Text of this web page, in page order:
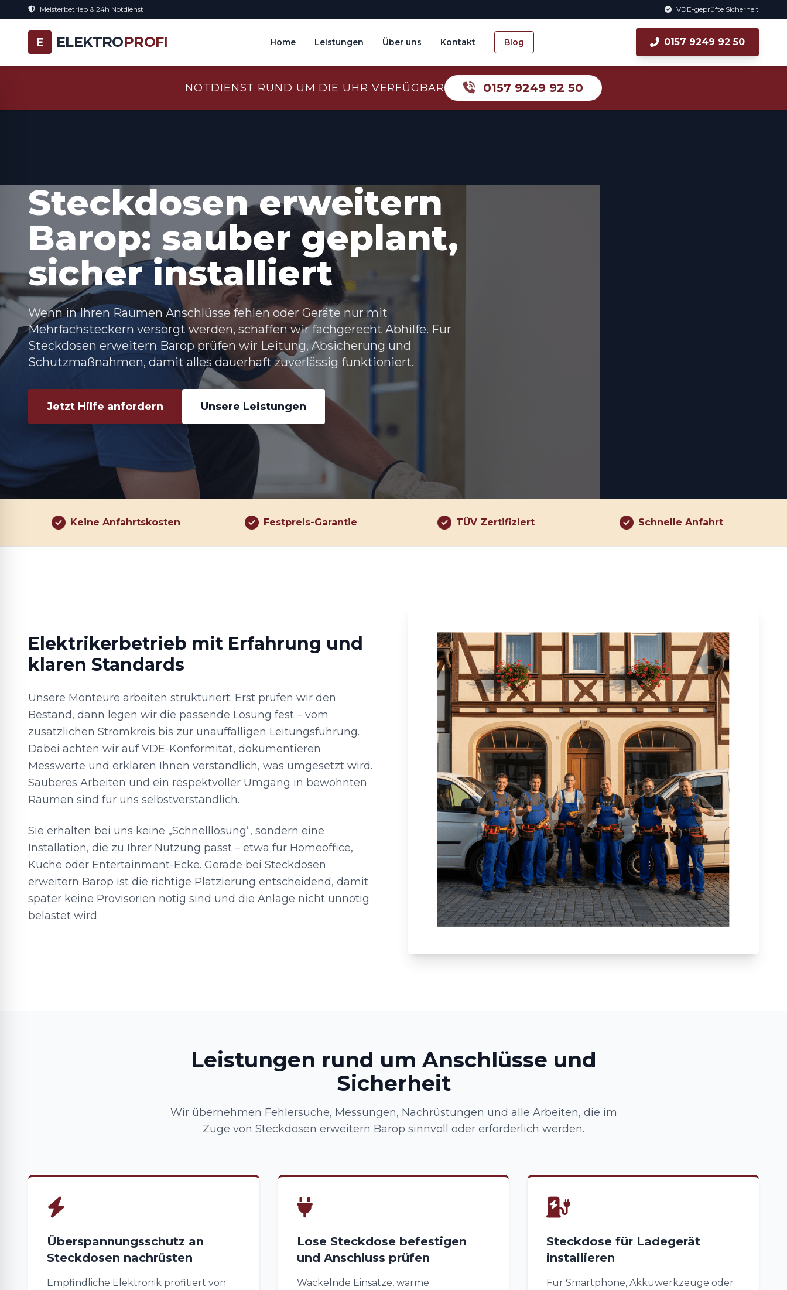
Meisterbetrieb & 24h Notdienst VDE-geprüfte Sicherheit
E ELEKTROPROFI Home Leistungen Über uns Kontakt Blog 0157 9249 92 50
NOTDIENST RUND UM DIE UHR VERFÜGBAR 0157 9249 92 50
Steckdosen erweitern
Barop: sauber geplant,
sicher installiert
Wenn in Ihren Räumen Anschlüsse fehlen oder Geräte nur mit
Mehrfachsteckern versorgt werden, schaffen wir fachgerecht Abhilfe. Für
Steckdosen erweitern Barop prüfen wir Leitung, Absicherung und
Schutzmaßnahmen, damit alles dauerhaft zuverlässig funktioniert.
Jetzt Hilfe anfordern Unsere Leistungen
Keine Anfahrtskosten Festpreis-Garantie TÜV Zertifiziert Schnelle Anfahrt
Elektrikerbetrieb mit Erfahrung und
klaren Standards
Unsere Monteure arbeiten strukturiert: Erst prüfen wir den
Bestand, dann legen wir die passende Lösung fest – vom
zusätzlichen Stromkreis bis zur unauffälligen Leitungsführung.
Dabei achten wir auf VDE-Konformität, dokumentieren
Messwerte und erklären Ihnen verständlich, was umgesetzt wird.
Sauberes Arbeiten und ein respektvoller Umgang in bewohnten
Räumen sind für uns selbstverständlich.
Sie erhalten bei uns keine „Schnelllösung“, sondern eine
Installation, die zu Ihrer Nutzung passt – etwa für Homeoffice,
Küche oder Entertainment-Ecke. Gerade bei Steckdosen
erweitern Barop ist die richtige Platzierung entscheidend, damit
später keine Provisorien nötig sind und die Anlage nicht unnötig
belastet wird.
Leistungen rund um Anschlüsse und
Sicherheit
Wir übernehmen Fehlersuche, Messungen, Nachrüstungen und alle Arbeiten, die im
Zuge von Steckdosen erweitern Barop sinnvoll oder erforderlich werden.
Überspannungsschutz an
Steckdosen nachrüsten
Empfindliche Elektronik profitiert von
Lose Steckdose befestigen
und Anschluss prüfen
Wackelnde Einsätze, warme
Steckdose für Ladegerät
installieren
Für Smartphone, Akkuwerkzeuge oder